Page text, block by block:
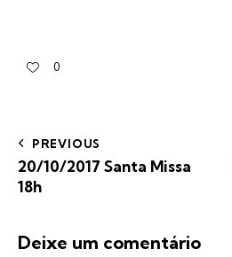
0
PREVIOUS
20/10/2017 Santa Missa
18h
Deixe um comentário